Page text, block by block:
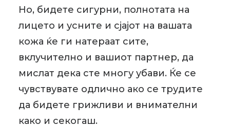
Но, бидете сигурни, полнотата на
лицето и усните и сјајот на вашата
кожа ќе ги натераат сите,
вклучително и вашиот партнер, да
мислат дека сте многу убави. Ќе се
чувствувате одлично ако се трудите
да бидете грижливи и внимателни
како и секогаш.